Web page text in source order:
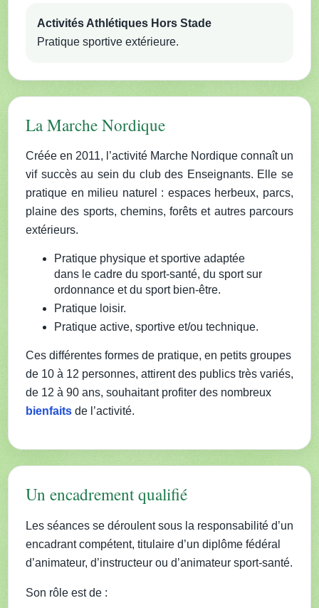
Activités Athlétiques Hors Stade
Pratique sportive extérieure.
La Marche Nordique
Créée en 2011, l’activité Marche Nordique connaît un
vif succès au sein du club des Enseignants. Elle se
pratique en milieu naturel : espaces herbeux, parcs,
plaine des sports, chemins, forêts et autres parcours
extérieurs.
Pratique physique et sportive adaptée
dans le cadre du sport-santé, du sport sur
ordonnance et du sport bien-être.
Pratique loisir.
Pratique active, sportive et/ou technique.
Ces différentes formes de pratique, en petits groupes
de 10 à 12 personnes, attirent des publics très variés,
de 12 à 90 ans, souhaitant profiter des nombreux
bienfaits de l’activité.
Un encadrement qualifié
Les séances se déroulent sous la responsabilité d’un
encadrant compétent, titulaire d’un diplôme fédéral
d’animateur, d’instructeur ou d’animateur sport-santé.
Son rôle est de :